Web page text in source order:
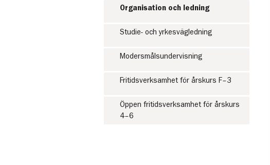
Organisation och ledning
Studie- och yrkesvägledning
Modersmålsundervisning
Fritidsverksamhet för årskurs F–3
Öppen fritidsverksamhet för årskurs
4–6